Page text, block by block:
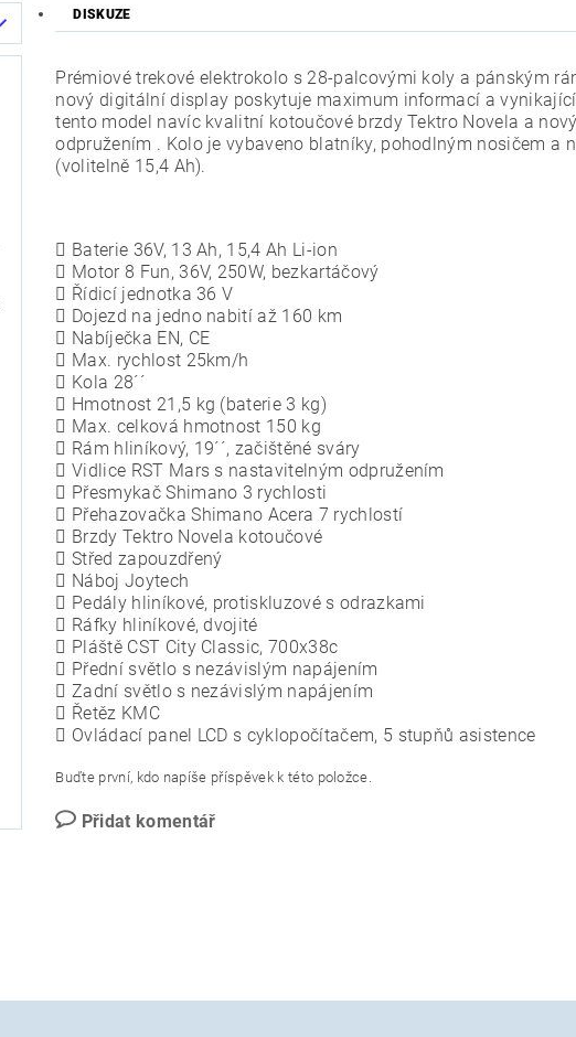
DISKUZE
Prémiové trekové elektrokolo s 28-palcovými koly a pánským
nový digitální display poskytuje maximum informací a
tento model navíc kvalitní kotoučové brzdy Tektro Novela a
odpružením . Kolo je vybaveno blatníky, pohodlným nosičem a
(volitelně 15,4 Ah).
 Baterie 36V, 13 Ah, 15,4 Ah Li-ion
 Motor 8 Fun, 36V, 250W, bezkartáčový
 Řídicí jednotka 36 V
 Dojezd na jedno nabití až 160 km
 Nabíječka EN, CE
 Max. rychlost 25km/h
 Kola 28´´
 Hmotnost 21,5 kg (baterie 3 kg)
 Max. celková hmotnost 150 kg
 Rám hliníkový, 19´´, začištěné sváry
 Vidlice RST Mars s nastavitelným odpružením
 Přesmykač Shimano 3 rychlosti
 Přehazovačka Shimano Acera 7 rychlostí
 Brzdy Tektro Novela kotoučové
 Střed zapouzdřený
 Náboj Joytech
 Pedály hliníkové, protiskluzové s odrazkami
 Ráfky hliníkové, dvojité
 Pláště CST City Classic, 700x38c
 Přední světlo s nezávislým napájením
 Zadní světlo s nezávislým napájením
 Řetěz KMC
 Ovládací panel LCD s cyklopočítačem, 5 stupňů asistence
Buďte první, kdo napíše příspěvek k této položce.
Přidat komentář